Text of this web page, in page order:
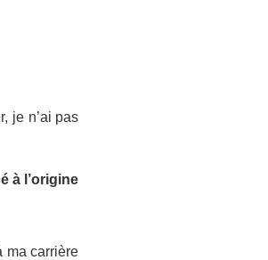
je n’ai pas
à l’origine
ma carrière